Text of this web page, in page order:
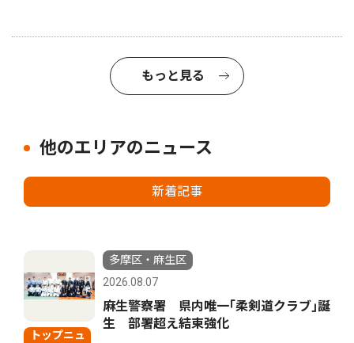
もっと見る
他のエリアのニュース
新着記事
トップニュ
多摩区・麻生区
2026.08.07
麻生警察署 県内唯一｢柔剣道クラブ｣誕
生 部署超え結束強化